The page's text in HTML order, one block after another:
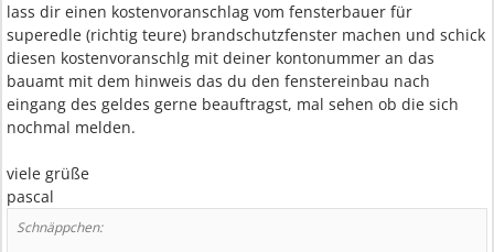
lass dir einen kostenvoranschlag vom fensterbauer für
superedle (richtig teure) brandschutzfenster machen und schick
diesen kostenvoranschlg mit deiner kontonummer an das
bauamt mit dem hinweis das du den fenstereinbau nach
eingang des geldes gerne beauftragst, mal sehen ob die sich
nochmal melden.
viele grüße
pascal
Schnäppchen: